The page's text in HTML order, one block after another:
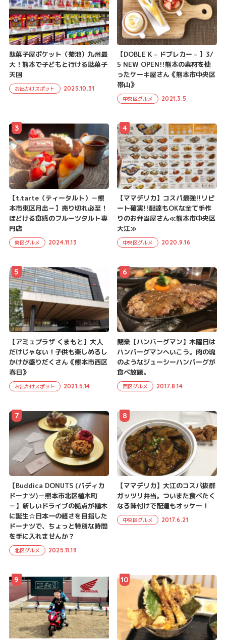
駄菓子屋ポケット（菊池）九州最
大！熊本で子どもと行ける駄菓子
天国
お出かけスポット 2025.10.31
【DOBLE K – ドブレカー – 】3/
5 NEW OPEN!!熊本の素材を使
ったケーキ屋さん《熊本市中央区
帯山》
中央区グルメ 2021.3.5
【t.tarte（ティータルト）－熊
本市東区月出－】売り切れ必至！
ほどける食感のフルーツタルト専
門店
東区グルメ 2024.11.13
3
【ママデリカ】コスパ最強!!リピ
ート確実!!配達もOKな全て手作
りのお弁当屋さん≪熊本市中央区
大江≫
中央区グルメ 2020.9.16
4
【アミュプラザ くまもと】大人
だけじゃない！子供も楽しめるし
かけが盛りだくさん《熊本市西区
春日》
お出かけスポット 2021.5.14
5
閉業【ハンバーグマン】木曜日は
ハンバーグマンへいこう。肉の塊
のようなジューシーハンバーグが
食べ放題。
西区グルメ 2017.8.14
6
【Buddica DONUTS (バディカ
ドーナツ)－熊本市北区植木町
－】新しいドライブの拠点が植木
に誕生☆日本一の軽さを目指した
ドーナツで、ちょっと特別な時間
を手に入れませんか？
北区グルメ 2025.11.19
7
【ママデリカ】大江のコスパ抜群
ガッツリ弁当。ついまた食べたく
なる味付けで配達もオッケー！
中央区グルメ 2017.6.21
8
9 10